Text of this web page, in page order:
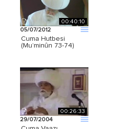
00:40:10
05/07/2012
Cuma Hutbesi
(Mu’minûn 73-74)
00:26:33
29/07/2004